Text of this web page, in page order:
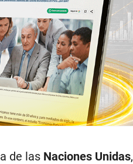
de las Naciones Unidas,